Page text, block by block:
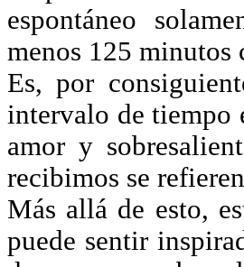
espontáneo
menos 125 minutos
Es, por
intervalo de tiempo
amor y
recibimos se
Más allá de esto,
puede sentir